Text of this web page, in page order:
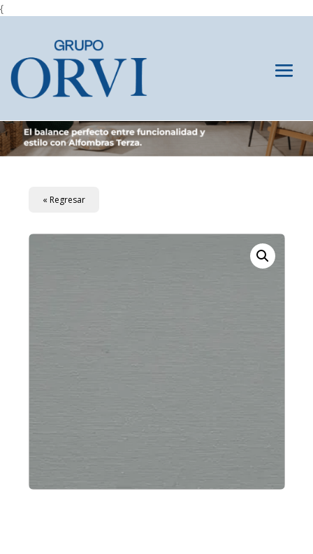
{
« Regresar